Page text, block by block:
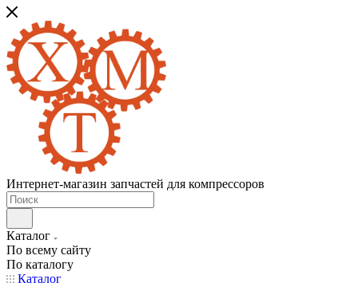
Интернет-магазин запчастей для компрессоров
Каталог
По всему сайту
По каталогу
Каталог